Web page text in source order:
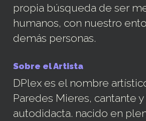
propia búsqueda de ser
humanos, con nuestro
demás personas.
Sobre el Artista
DPlex es el nombre
Paredes Mieres, cantante
autodidacta. nacido en